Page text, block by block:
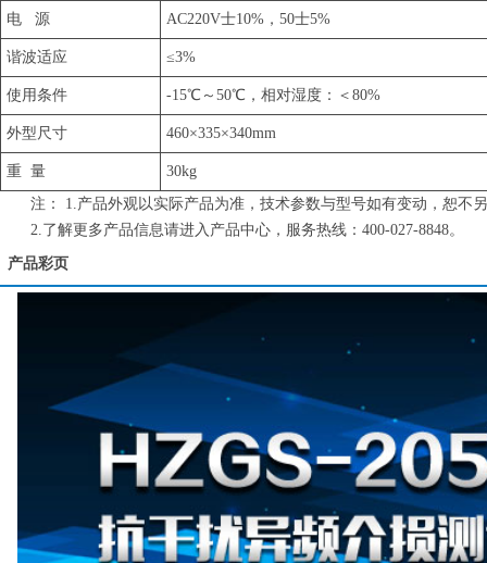
电 源 AC220V士10%，50士5%
谐波适应 ≤3%
使用条件 -15℃～50℃，相对湿度：＜80%
外型尺寸 460×335×340mm
重 量
30kg
注： 1.产品外观以实际产品为准，技术参数与型号如有变动，恕不
2.了解更多产品信息请进入产品中心，服务热线：400-027-8848。
产品彩页